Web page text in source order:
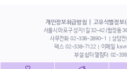
개인정보취급방침 고유식별정보
서울시 마포구 성지1길 32-42 (합정동
사무전화 02-338-2890~1 상담전
팩스 02-338-7122 이메일
부설 쉼터 열림터 02-